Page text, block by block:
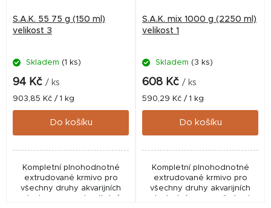
S.A.K. 55 75 g (150 ml)
velikost 3
Skladem (1 ks)
94 Kč / ks
Měrná
cena:
903,85 Kč / 1 kg
Do košíku
Kompletní plnohodnotné
extrudované krmivo pro
všechny druhy akvarijních
ryb. Je vysoce stravitelné,
S.A.K. mix 1000 g (2250 ml)
velikost 1
Skladem (3 ks)
608 Kč / ks
Měrná
cena:
590,29 Kč / 1 kg
Do košíku
Kompletní plnohodnotné
extrudované krmivo pro
všechny druhy akvarijních
ryb. Jedná se o směs krmiv